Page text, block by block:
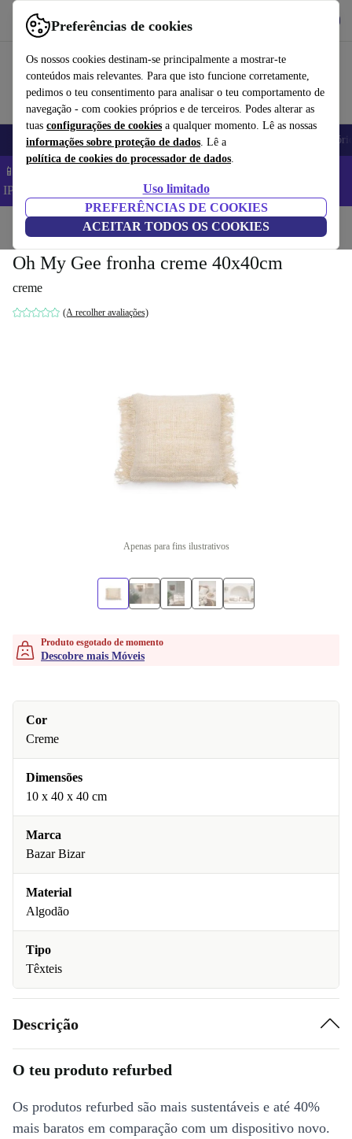
Preferências de cookies
Os nossos cookies destinam-se principalmente a mostrar-te
conteúdos mais relevantes. Para que isto funcione corretamente,
pedimos o teu consentimento para analisar o teu comportamento de
navegação - com cookies próprios e de terceiros. Podes alterar as
tuas configurações de cookies a qualquer momento. Lê as nossas
informações sobre proteção de dados. Lê a
política de cookies do processador de dados.
Uso limitado
PREFERÊNCIAS DE COOKIES
ACEITAR TODOS OS COOKIES
Use o refurbed de forma rápida e fácil
Telemóveis Computadores Portáteis Tablets
📱 Poupa 5% EXTRA em todos os iPhones – Código:
IPHONEDEAL –
Início Casa Móveis
Oh My Gee fronha creme 40x40cm
creme
(A recolher avaliações)
Apenas para fins ilustrativos
Produto esgotado de momento
Descobre mais Móveis
Cor
Creme
Dimensões
10 x 40 x 40 cm
Marca
Bazar Bizar
Material
Algodão
Tipo
Têxteis
Descrição
O teu produto refurbed
Os produtos refurbed são mais sustentáveis e até 40%
mais baratos em comparação com um dispositivo novo.